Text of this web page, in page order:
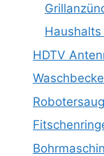
Haushalts
HDTV